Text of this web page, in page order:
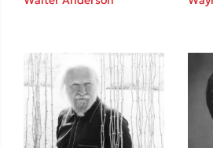
Δημοφιλείς Συγγραφείς
Φυστίκι ΠουΚυλάει